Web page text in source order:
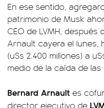
En ese sentido,
patrimonio de Musk
CEO de LVMH,
Arnault cayera el lunes,
(u$s 2.400 millones) a
medio de la caída de las
Bernard Arnault es
director ejecutivo de